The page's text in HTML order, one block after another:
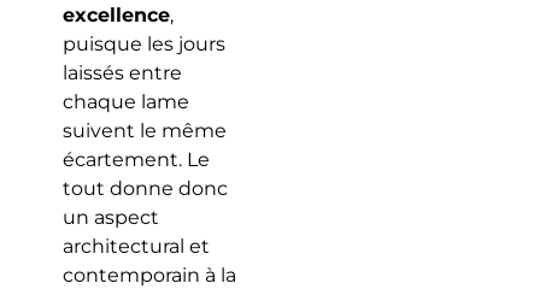
excellence,
puisque les jours
laissés entre
chaque lame
suivent le même
écartement. Le
tout donne donc
un aspect
architectural et
contemporain à la